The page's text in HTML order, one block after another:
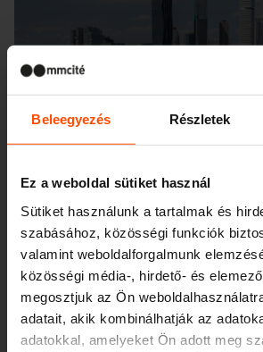
Beleegyezés Részletek
Ez a weboldal sütiket használ
Sütiket használunk a tartalmak és
szabásához, közösségi funkciók
valamint weboldalforgalmunk
közösségi média-, hirdető- és
megosztjuk az Ön
adatait, akik kombinálhatják az
adatokkal, amelyeket Ön adott meg